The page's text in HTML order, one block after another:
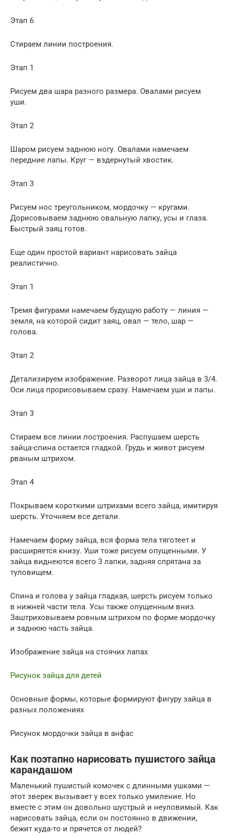
Этап 6
Стираем линии построения.
Этап 1
Рисуем два шара разного размера. Овалами рисуем
уши.
Этап 2
Шаром рисуем заднюю ногу. Овалами намечаем
передние лапы. Круг — вздернутый хвостик.
Этап 3
Рисуем нос треугольником, мордочку — кругами.
Дорисовываем заднюю овальную лапку, усы и глаза.
Быстрый заяц готов.
Еще один простой вариант нарисовать зайца
реалистично.
Этап 1
Тремя фигурами намечаем будущую работу — линия —
земля, на которой сидит заяц, овал — тело, шар —
голова.
Этап 2
Детализируем изображение. Разворот лица зайца в 3/4.
Оси лица прорисовываем сразу. Намечаем уши и лапы.
Этап 3
Стираем все линии построения. Распушаем шерсть
зайца-спина остается гладкой. Грудь и живот рисуем
рваным штрихом.
Этап 4
Покрываем короткими штрихами всего зайца, имитируя
шерсть. Уточняем все детали.
Намечаем форму зайца, вся форма тела тяготеет и
расширяется книзу. Уши тоже рисуем опущенными. У
зайца виднеются всего 3 лапки, задняя спрятана за
туловищем.
Спина и голова у зайца гладкая, шерсть рисуем только
в нижней части тела. Усы также опущенным вниз.
Заштриховываем ровным штрихом по форме мордочку
и заднюю часть зайца.
Изображение зайца на стоячих лапах
Рисунок зайца для детей
Основные формы, которые формируют фигуру зайца в
разных положениях
Рисунок мордочки зайца в анфас
Как поэтапно нарисовать пушистого зайца
карандашом
Маленький пушистый комочек с длинными ушками —
этот зверек вызывает у всех только умиление. Но
вместе с этим он довольно шустрый и неуловимый. Как
нарисовать зайца, если он постоянно в движении,
бежит куда-то и прячется от людей?